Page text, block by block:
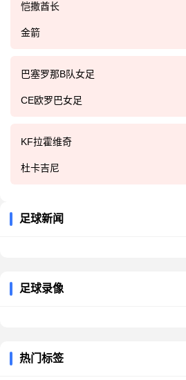
恺撒酋长
金箭
巴塞罗那B队女足
CE欧罗巴女足
KF拉霍维奇
杜卡吉尼
足球新闻
足球录像
热门标签